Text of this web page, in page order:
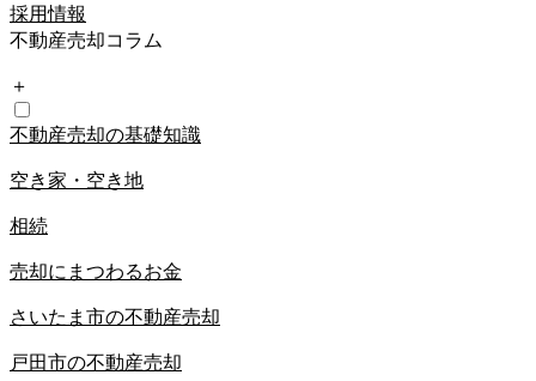
採用情報
不動産売却コラム
＋
不動産売却の基礎知識
空き家・空き地
相続
売却にまつわるお金
さいたま市の不動産売却
戸田市の不動産売却